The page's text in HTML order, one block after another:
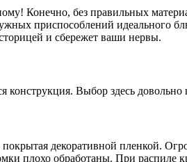
Конечно, без правильных
приспособлений идеального
и сбережет ваши нервы.
конструкция. Выбор здесь
декоративной пленкой.
плохо обработаны. При распиле